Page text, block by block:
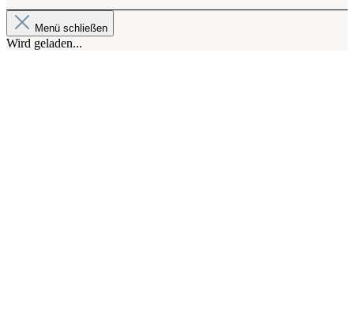
Menü schließen
Wird geladen...